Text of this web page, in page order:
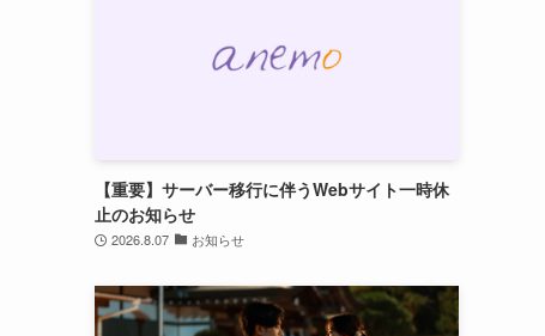
【重要】サーバー移行に伴うWebサイト一時休
止のお知らせ
2026.8.07 お知らせ